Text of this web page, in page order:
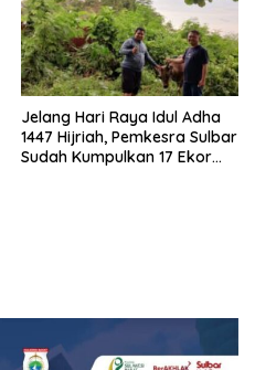
Jelang Hari Raya Idul Adha
1447 Hijriah, Pemkesra Sulbar
Sudah Kumpulkan 17 Ekor